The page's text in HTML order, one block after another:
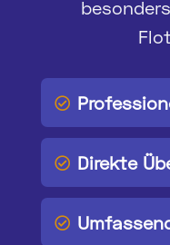

 Direkte
